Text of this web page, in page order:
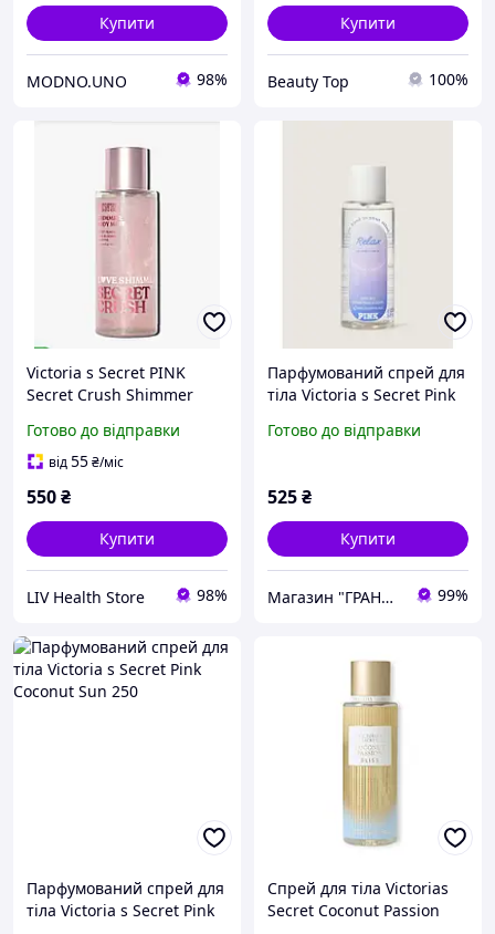
Купити
MODNO.UNO 98%
Купити
Beauty Top 100%
Victoria s Secret PINK
Secret Crush Shimmer
спрей для тіла з
шиммером
Готово до відправки
від55₴/міс
550₴
Купити
LIV Health Store 98%
Парфумований спрей для
тіла Victoria s Secret Pink
Готово до відправки
525₴
Купити
Магазин "ГРАНДіК" 99%
Парфумований спрей для
тіла Victoria s Secret Pink
Спрей для тіла Victorias
Secret Coconut Passion